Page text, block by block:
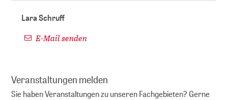
Lara Schruff
E-Mail senden
Veranstaltungen melden
Sie haben Veranstaltungen zu unseren Fachgebieten? Gerne